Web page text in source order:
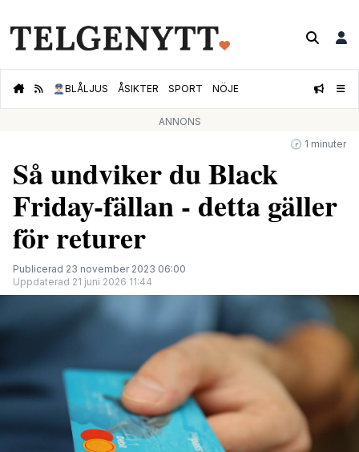
👮🏻‍♂️BLÅLJUS ÅSIKTER SPORT NÖJE
ANNONS
🕝 1 minuter
Så undviker du Black
Friday-fällan - detta gäller
för returer
Publicerad 23 november 2023 06:00
Uppdaterad 21 juni 2026 11:44